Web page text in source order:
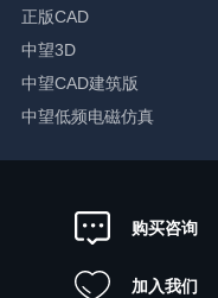
正版CAD
中望3D
中望CAD建筑版
中望低频电磁仿真
购买咨询
加入我们